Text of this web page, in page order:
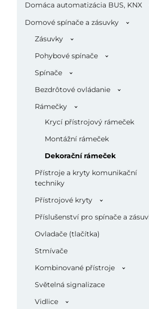
Domáca automatizácia BUS, KNX
Domové spínače a zásuvky
Zásuvky
Pohybové spínače
Spínače
Bezdrôtové ovládanie
Rámečky
Krycí přístrojový rámeček
Montážní rámeček
Dekorační rámeček
Přístroje a kryty komunikační
techniky
Přístrojové kryty
Příslušenství pro spínače a
Ovladače (tlačítka)
Stmívače
Kombinované přístroje
Světelná signalizace
Vidlice